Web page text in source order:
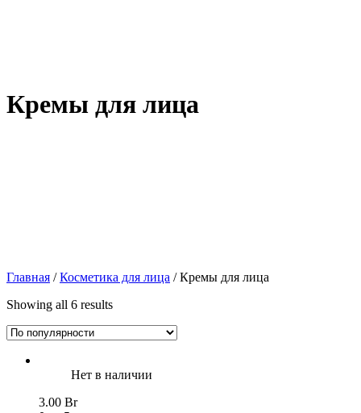
Кремы для лица
Главная /Косметика для лица / Кремы для лица
Showing all 6 results
Нет в наличии
3.00 Br